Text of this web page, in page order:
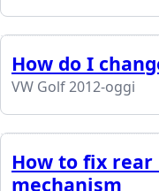
How do I
VW Golf 2012-oggi
How to fix
mechanism